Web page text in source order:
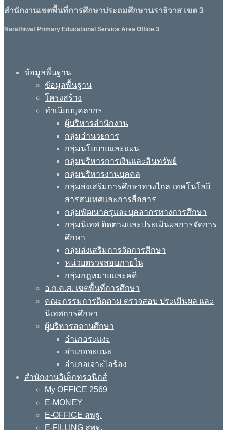
สำนักงานเขตพื้นที่การศึกษาประถมศึกษานราธิวาส เขต 3
Narathiwat Primary Educational Service Area Office 3
ข้อมูลพื้นฐาน
ข้อมูลพื้นฐาน
โครงสร้าง
ทำเนียบบุคลากร
ผู้บริหารสำนักงาน
กลุ่มอำนวยการ
กลุ่มนโยบายและแผน
กลุ่มบริหารการเงินและสินทรัพย์
กลุ่มบริหารงานบุคคล
กลุ่มส่งเสริมการศึกษาทางไกล เทคโนโลยี
สารสนเทศและการสื่อสาร
กลุ่มพัฒนาครูและบุคลากรทางการศึกษา
กลุ่มนิเทศ ติดตามและประเมินผลการจัดการ
ศึกษา
กลุ่มส่งเสริมการจัดการศึกษา
หน่วยตรวจสอบภายใน
กลุ่มกฎหมายและคดี
อ.ก.ค.ศ. เขตพื้นที่การศึกษา
คณะกรรมการติดตาม ตรวจสอบ ประเมินผล และ
นิเทศการศึกษา
ผู้บริหารสถานศึกษา
อำเภอระแงะ
อำเภอจะแนะ
อำเภอเจาะไอร้อง
สำนักงานอิเล็กทรอนิกส์
My OFFICE 2569
E-MONEY
E-OFFICE สพฐ.
E-FILLING สพฐ.